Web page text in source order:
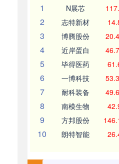
1
N展芯
2 志特新材
3 博腾股份
4 近岸蛋白
5 毕得医药
6 一博科技
7 耐科装备
8 南模生物
9 方邦股份
10 朗特智能